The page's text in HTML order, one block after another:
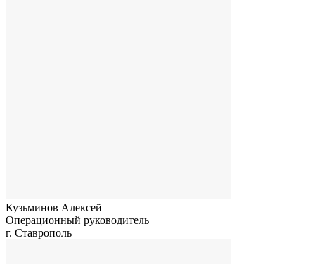
Кузьминов Алексей
Операционный руководитель
г. Ставрополь